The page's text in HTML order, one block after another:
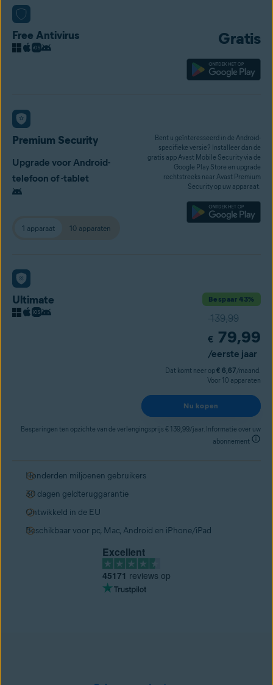
Honderden miljoenen gebruikers
30 dagen geldteruggarantie
Ontwikkeld in de EU
Beschikbaar voor pc, Mac, Android en iPhone/iPad
Excellent
45171 reviews op
Free Antivirus Gratis
Premium Security
Upgrade voor Android-
telefoon of -tablet
1 apparaat 10 apparaten
Bent u geïnteresseerd in de Android-
specifieke versie? Installeer dan de
gratis app Avast Mobile Security via de
Google Play Store en upgrade
rechtstreeks naar Avast Premium
Security op uw apparaat.
Ultimate Bespaar 43%
€ 79,99
139,99
/eerste jaar
Dat komt neer op€ 6,67/maand.
Voor 10 apparaten
Nu kopen
Besparingen ten opzichte van de verlengingsprijs € 139,99/jaar. Informatie over uw
abonnement